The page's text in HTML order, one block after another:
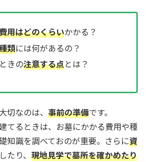
用はどのくらいかかる？
類には何があるの？
きの注意する点とは？
切なのは、 事前の準備です。
てるときは、お墓にかかる費用や種
知識を調べておのが重要。さらに資
したり、 現地見学で墓所を確かめたり